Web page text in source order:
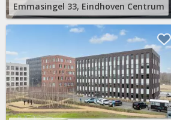
Emmasingel 33, Eindhoven Centrum